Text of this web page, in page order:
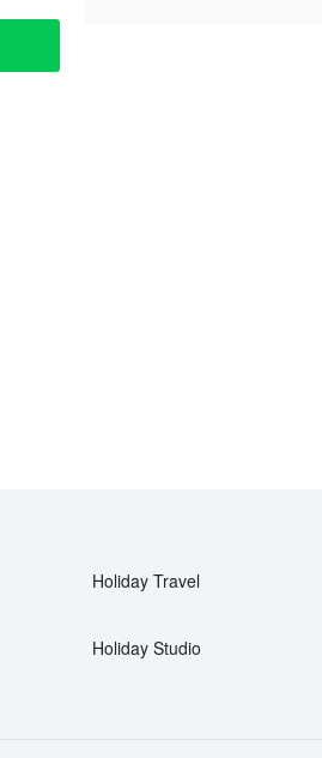
Holiday Travel
Holiday Studio